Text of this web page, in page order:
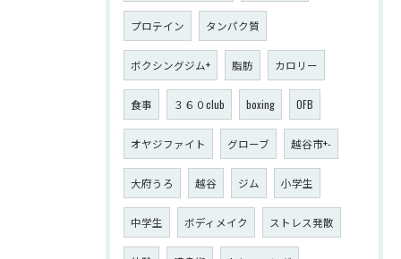
プロテイン タンパク質
ボクシングジム+ 脂肪 カロリー
食事 ３６０club boxing OFB
オヤジファイト グローブ 越谷市+-
大府うろ 越谷 ジム 小学生
中学生 ボディメイク ストレス発散